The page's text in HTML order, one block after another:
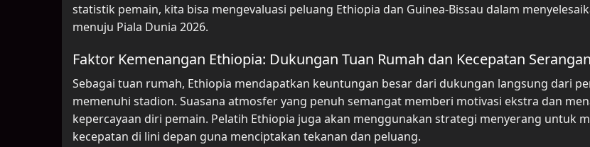
statistik pemain, kita bisa mengevaluasi peluang Ethiopia dan Guinea-Bissau dalam
menuju Piala Dunia 2026.
Faktor Kemenangan Ethiopia: Dukungan Tuan Rumah dan Kecepatan Serangan
Sebagai tuan rumah, Ethiopia mendapatkan keuntungan besar dari dukungan langsung dari
memenuhi stadion. Suasana atmosfer yang penuh semangat memberi motivasi ekstra dan
kepercayaan diri pemain. Pelatih Ethiopia juga akan menggunakan strategi menyerang untuk
kecepatan di lini depan guna menciptakan tekanan dan peluang.